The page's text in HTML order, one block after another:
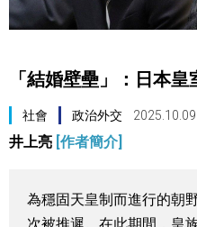
日本指南
視覺日本
臺灣香港
「結婚壁壘」：日本
社會 政治外交 2025.10.09
井上亮 [作者簡介]
為穩固天皇制而進行的朝